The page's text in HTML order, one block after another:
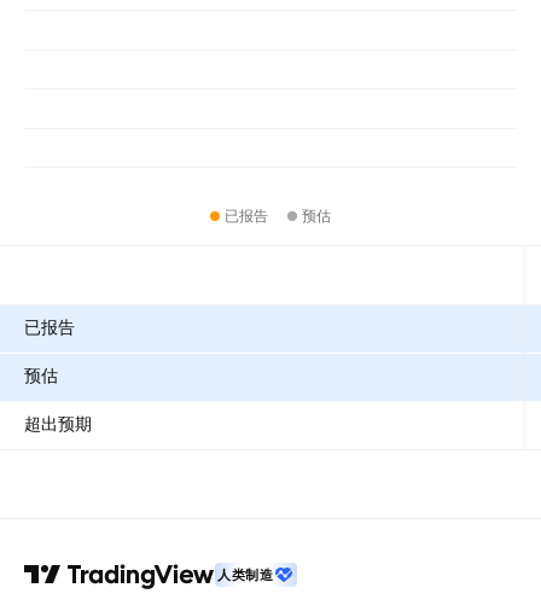
已报告 预估
已报告
预估
超出预期
人类制造